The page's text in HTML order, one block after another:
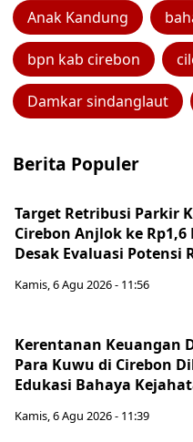
Anak Kandung
bpn kab cirebon
Damkar sindanglaut
Berita Populer
Target Retribusi Parkir
Cirebon Anjlok ke Rp1,6
Desak Evaluasi Potensi
Kamis, 6 Agu 2026 - 11:56
Kerentanan Keuangan
Para Kuwu di Cirebon
Edukasi Bahaya
Kamis, 6 Agu 2026 - 11:39